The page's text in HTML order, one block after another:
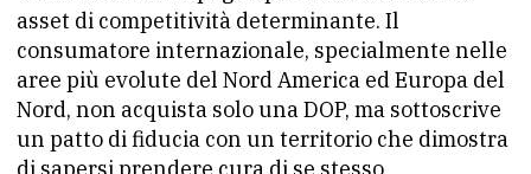
asset di competitività determinante. Il
consumatore internazionale, specialmente nelle
aree più evolute del Nord America ed Europa del
Nord, non acquista solo una DOP, ma sottoscrive
un patto di fiducia con un territorio che dimostra